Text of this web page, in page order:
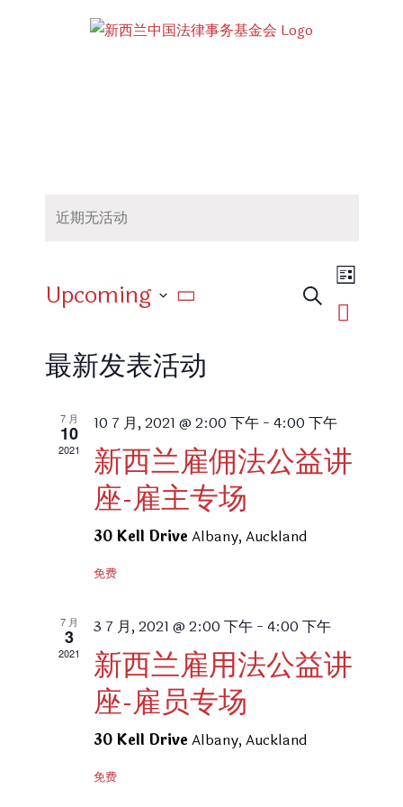
近期无活动
活
和
视
导
搜
活
视
列
表
Upcoming
择
日
期
最新发表活动
7 月
10
2021
10 7 月, 2021 @ 2:00 下午- 4:00 下午
新西兰雇佣法公益讲
座-雇主专场
30 Kell Drive Albany, Auckland
免费
7 月
3
2021
3 7 月, 2021 @ 2:00 下午- 4:00 下午
新西兰雇用法公益讲
座-雇员专场
30 Kell Drive Albany, Auckland
免费